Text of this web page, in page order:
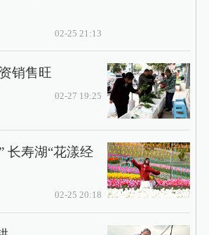
02-25 21:13
销售旺
02-27 19:25
长寿湖“花漾经
02-25 20:18